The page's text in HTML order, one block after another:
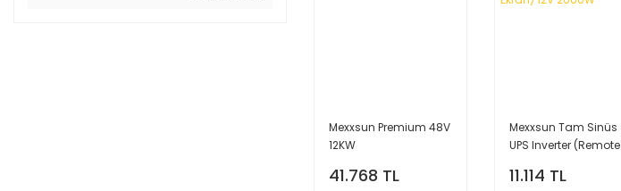
Mexxsun Premium 48V
12KW
41.768 TL
Mexxsun Tam Sinüs
UPS Inverter (Remote
11.114 TL